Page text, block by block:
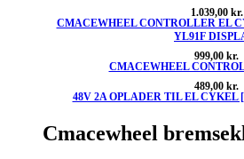
1.039,00 kr.
CMACEWHEEL CONTROLLER EL
YL91F
999,00 kr.
CMACEWHEEL
489,00 kr.
48V 2A OPLADER TIL EL CYKEL
Cmacewheel